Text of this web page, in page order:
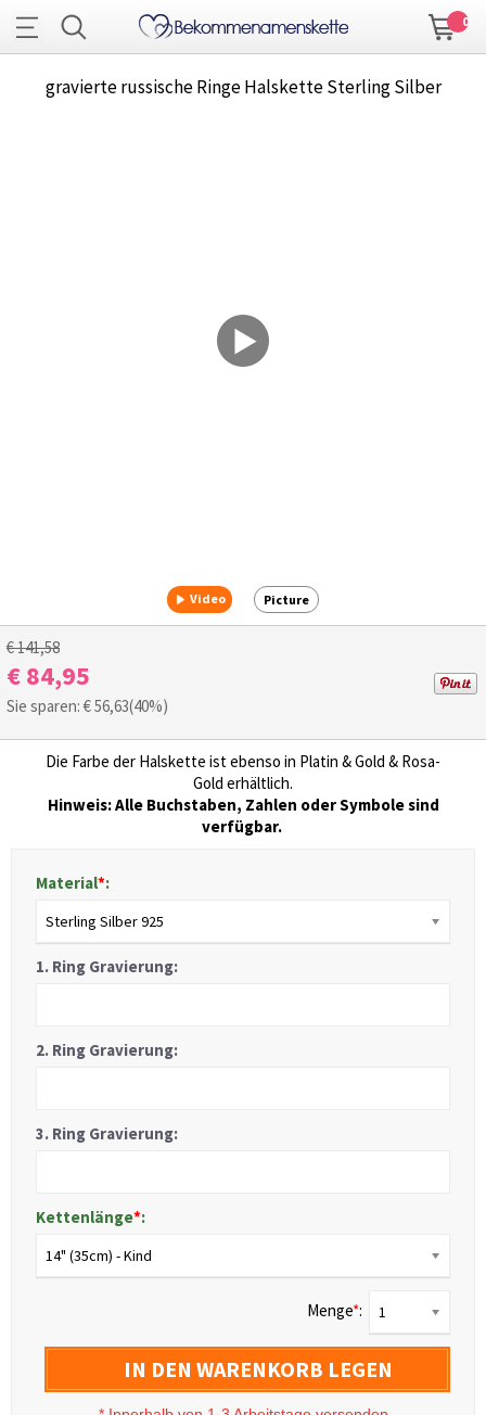
0
gravierte russische Ringe Halskette Sterling Silber
Video Picture
€ 141,58
€ 84,95
Sie sparen: €56,63(40%)
Die Farbe der Halskette ist ebenso in Platin &Gold & Rosa-
Gold erhältlich.
Hinweis: Alle Buchstaben, Zahlen oder Symbole sind
verfügbar.
Material*:
Sterling Silber 925
1. Ring Gravierung:
2. Ring Gravierung:
3. Ring Gravierung:
Kettenlänge*:
14" (35cm) - Kind
Menge*: 1
IN DEN WARENKORB LEGEN